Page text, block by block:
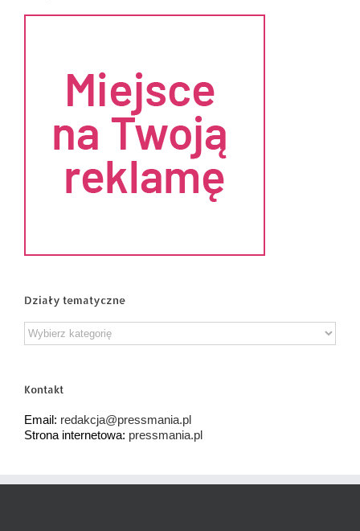
Działy tematyczne
Działy
tematyczne
Kontakt
Email: redakcja@pressmania.pl
Strona internetowa: pressmania.pl